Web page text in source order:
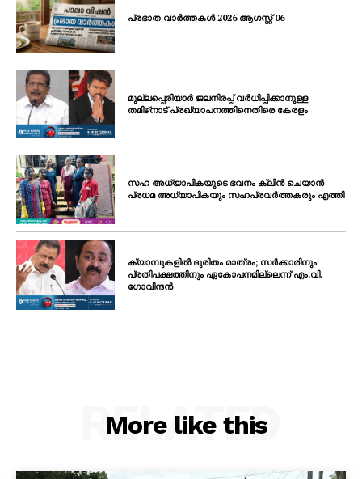
പ്രഭാത വാർത്തകൾ 2026 ആഗസ്റ്റ് 06
മുല്ലപ്പെരിയാർ ജലനിരപ്പ് വർധിപ്പിക്കാനുള്ള
തമിഴ്‌നാട് പ്രഖ്യാപനത്തിനെതിരെ കേരളം
സഹ അധ്യാപികയുടെ ഭവനം ക്ലിൻ ചെയാൻ
പ്രധമ അധ്യാപികയും സഹപ്രവർത്തകരും എത്തി
ക്യാമ്പുകളിൽ ദുരിതം മാത്രം; സർക്കാരിനും
പ്രതിപക്ഷത്തിനും ഏകോപനമില്ലെന്ന് എം.വി.
ഗോവിന്ദൻ
More like this
RELATED